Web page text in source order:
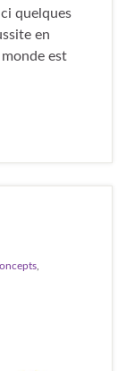
quelques
en
est